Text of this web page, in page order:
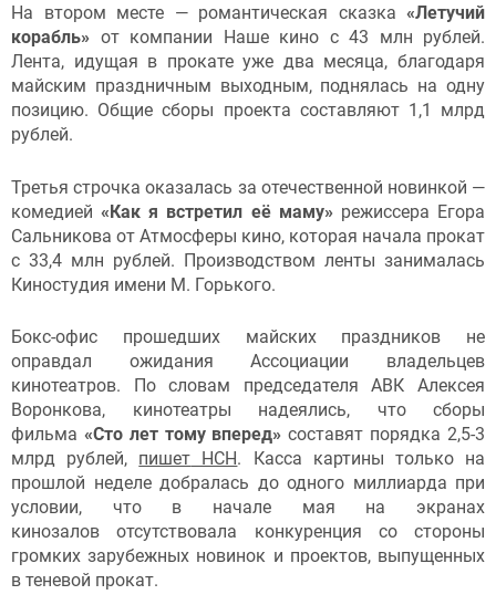
На втором месте — романтическая сказка «Летучий
корабль» от компании Наше кино с 43 млн рублей.
Лента, идущая в прокате уже два месяца, благодаря
майским праздничным выходным, поднялась на одну
позицию. Общие сборы проекта составляют 1,1 млрд
рублей.
Третья строчка оказалась за отечественной новинкой —
комедией«Как я встретил её маму» режиссера Егора
Сальникова от Атмосферы кино, которая начала прокат
с 33,4 млн рублей. Производством ленты занималась
Киностудия имени М. Горького.
Бокс-офис прошедших майских праздников не
оправдал ожидания Ассоциации владельцев
кинотеатров. По словам председателя АВК Алексея
Воронкова, кинотеатры надеялись, что сборы
фильма «Сто лет тому вперед»составят порядка 2,5-3
млрд рублей, пишет НСН. Касса картины только на
прошлой неделе добралась до одного миллиарда при
условии, что в начале мая на экранах
кинозалов отсутствовала конкуренция со стороны
громких зарубежных новинок и проектов, выпущенных
в теневой прокат.